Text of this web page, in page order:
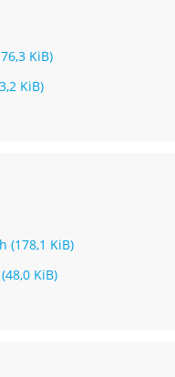
KiB)
KiB)
(178,1 KiB)
(48,0 KiB)